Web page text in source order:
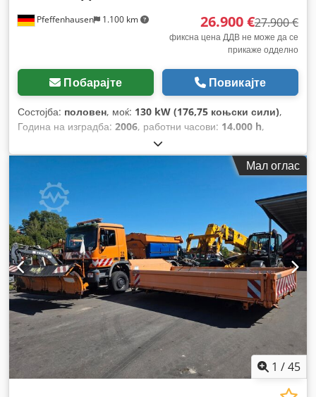
Pfeffenhausen 1.100 km 26.900 €27.900 €
фиксна цена ДДВ не може да се
прикаже одделно
Побарајте Повикајте
Состојба: половен, моќ: 130 kW (176,75 коњски сили),
Година на изградба: 2006, работни часови: 14.000 h,
ABS, грејач за паркирање, кабина, погон на
сите тркала,
Мал оглас
1 /45